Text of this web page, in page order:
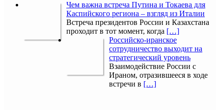
Чем важна встреча Путина и Токаева для
Каспийского региона – взгляд из Италии
Встреча президентов России и Казахстана
проходит в тот момент, когда […]
Российско-иранское
сотрудничество выходит на
стратегический уровень
Взаимодействие России с
Ираном, отразившееся в ходе
встречи в […]